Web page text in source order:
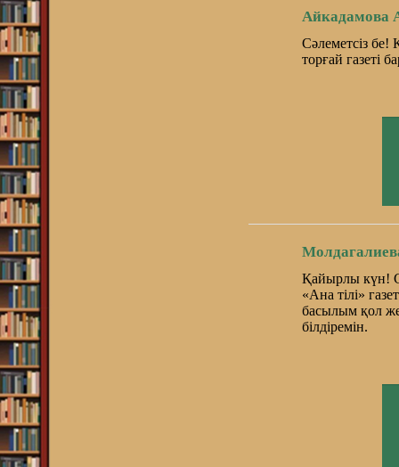
Айкадамова
Сәлеметсіз бе!
торғай газеті
Қайырлы күн!
«Ана тілі»
басылым қол
білдіремін.